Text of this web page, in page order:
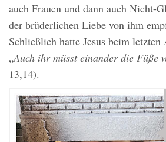
auch Frauen und dann auch Nicht-
der brüderlichen Liebe von ihm
Schließlich hatte Jesus beim letzten
„Auch ihr müsst einander die Füße
13,14).